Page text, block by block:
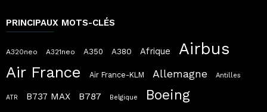
PRINCIPAUX MOTS-CLÉS
A320neo A321neo A350 A380 Afrique Airbus
Air France Air France-KLM Allemagne Antilles
ATR B737 MAX B787 Belgique Boeing